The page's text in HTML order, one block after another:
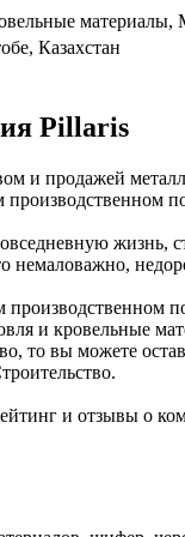
материалы,
Казахстан
Pillaris
и продажей
жизнь,
и кровельные
то вы можете
и отзывы о